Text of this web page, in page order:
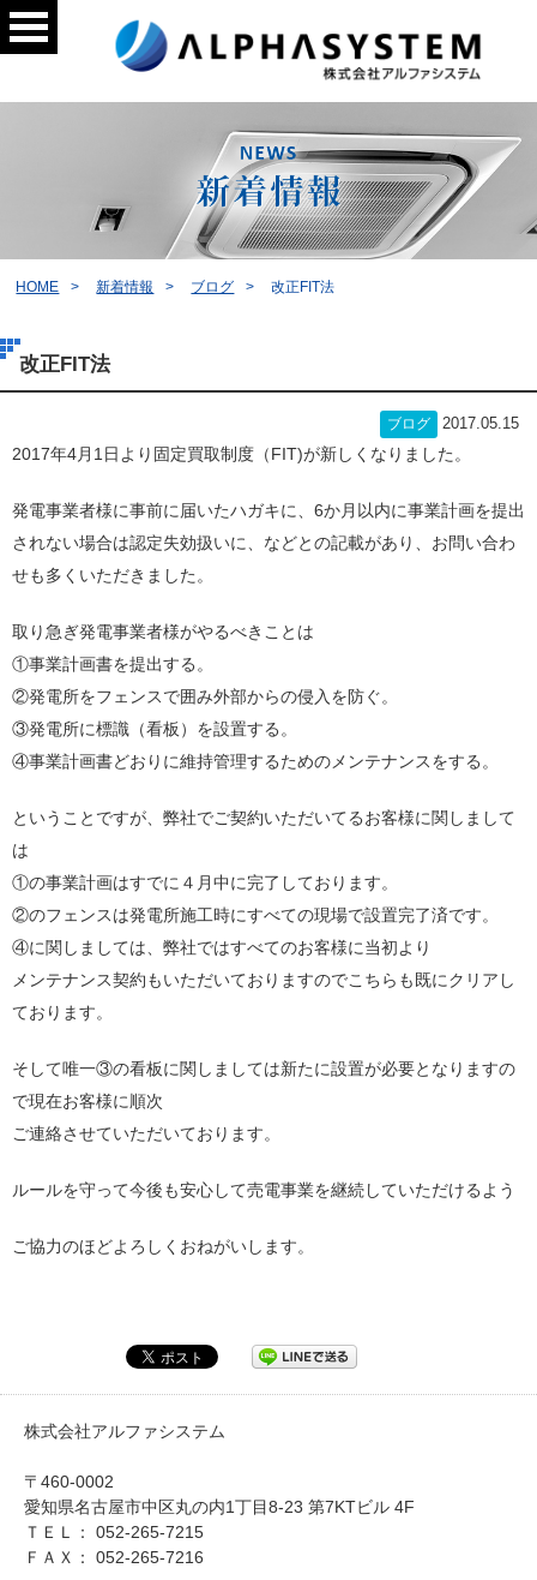
HOME 新着情報 ブログ 改正FIT法
改正FIT法
ブログ 2017.05.15
2017年4月1日より固定買取制度（FIT)が新しくなりました。
発電事業者様に事前に届いたハガキに、6か月以内に事業計画を提出
されない場合は認定失効扱いに、などとの記載があり、お問い合わ
せも多くいただきました。
取り急ぎ発電事業者様がやるべきことは
①事業計画書を提出する。
②発電所をフェンスで囲み外部からの侵入を防ぐ。
③発電所に標識（看板）を設置する。
④事業計画書どおりに維持管理するためのメンテナンスをする。
ということですが、弊社でご契約いただいてるお客様に関しまして
は
①の事業計画はすでに４月中に完了しております。
②のフェンスは発電所施工時にすべての現場で設置完了済です。
④に関しましては、弊社ではすべてのお客様に当初より
メンテナンス契約もいただいておりますのでこちらも既にクリアし
ております。
そして唯一③の看板に関しましては新たに設置が必要となりますの
で現在お客様に順次
ご連絡させていただいております。
ルールを守って今後も安心して売電事業を継続していただけるよう
ご協力のほどよろしくおねがいします。
株式会社アルファシステム
〒460-0002
愛知県名古屋市中区丸の内1丁目8-23 第7KTビル 4F
ＴＥＬ： 052-265-7215
ＦＡＸ： 052-265-7216